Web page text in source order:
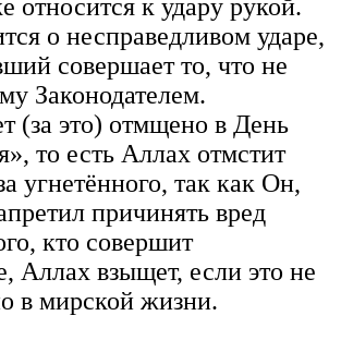
относится к удару рукой.
о несправедливом ударе,
совершает то, что не
Законодателем.
(за это) отмщено в День
то есть Аллах отмстит
угнетённого, так как Он,
причинять вред
кто совершит
Аллах взыщет, если это не
в мирской жизни.